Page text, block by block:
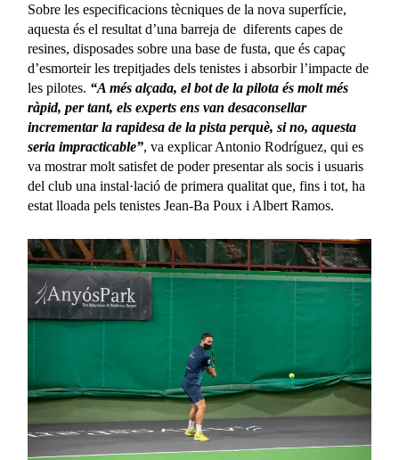
Sobre les especificacions tècniques de la nova superfície,
aquesta és el resultat d’una barreja de diferents capes de
resines, disposades sobre una base de fusta, que és capaç
d’esmorteir les trepitjades dels tenistes i absorbir l’impacte de
les pilotes. “A més alçada, el bot de la pilota és molt més
ràpid, per tant, els experts ens van desaconsellar
incrementar la rapidesa de la pista perquè, si no, aquesta
seria impracticable”, va explicar Antonio Rodríguez, qui es
va mostrar molt satisfet de poder presentar als socis i usuaris
del club una instal·lació de primera qualitat que, fins i tot, ha
estat lloada pels tenistes Jean-Ba Poux i Albert Ramos.